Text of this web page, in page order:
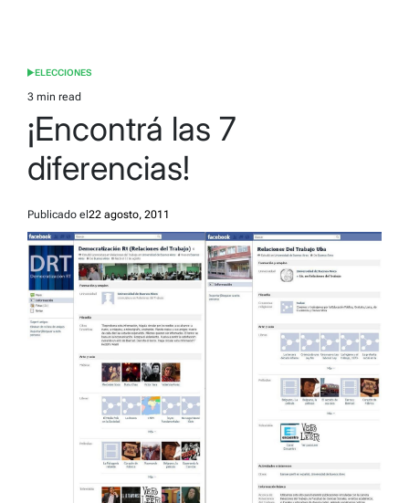
POSTED
IN
ELECCIONES
Estimated
read
time
3 min read
¡Encontrá las 7
diferencias!
Publicado el 22 agosto, 2011